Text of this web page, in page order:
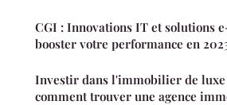
CGI : Innovations IT et solutions
booster votre performance en
Investir dans l'immobilier de luxe
comment trouver une agence